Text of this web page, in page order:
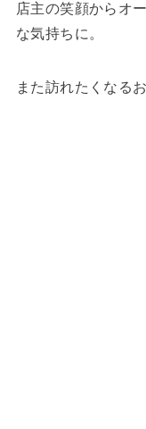
店主の笑顔からオ
な気持ちに。
また訪れたくなる